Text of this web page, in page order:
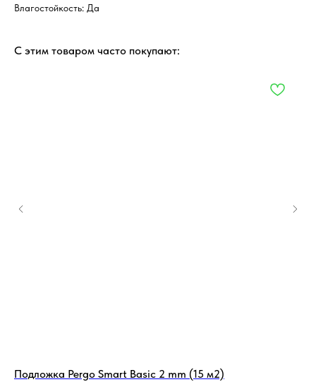
Влагостойкость: Да
С этим товаром часто покупают:
Подложка Pergo Smart Basic 2 mm (15 м2)